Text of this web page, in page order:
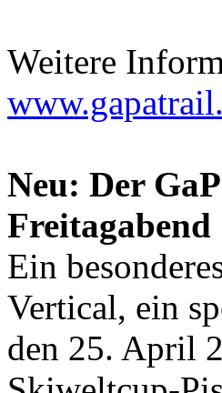
Weitere
Neu: Der
Freitagabend
Ein
Vertical, ein
den 25. April